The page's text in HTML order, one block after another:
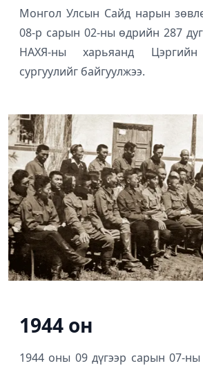
Монгол Улсын Сайд нарын
08-р сарын 02-ны өдрийн 287
НАХЯ-ны харьяанд
сургуулийг байгуулжээ.
1944 он
1944 оны 09 дүгээр сарын 07-